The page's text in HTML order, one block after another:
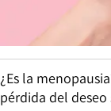
¿Es la
pérdida del